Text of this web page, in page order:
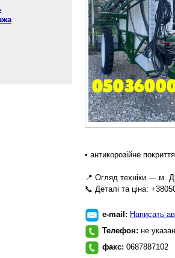
• антикорозійне
📍 Огляд техніки — м.
📞 Деталі та ціна:
e-mail: Написать
Телефон: не указан
факс: 0687887102